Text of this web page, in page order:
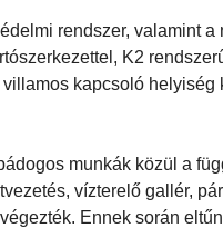
rendszer, valamint
K2
kapcsoló helyiség
munkák közül a
vízterelő gallér,
Ennek során